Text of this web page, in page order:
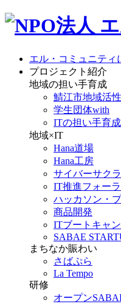
エル・コミュニティ
プロジェクト紹介
地域の担い手育成
鯖江市地域活
学生団体with
ITの担い手育成
地域×IT
Hana道場
Hana工房
サイバーサクラ
IT推進フォー
ハッカソン・
商品開発
ITブートキャ
SABAE
まちなか賑わい
さばぷら
La Tempo
研修
オープン